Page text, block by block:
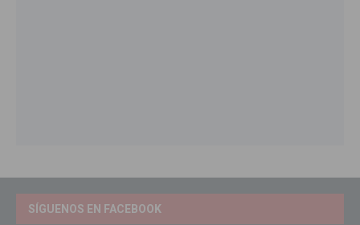
SÍGUENOS EN FACEBOOK